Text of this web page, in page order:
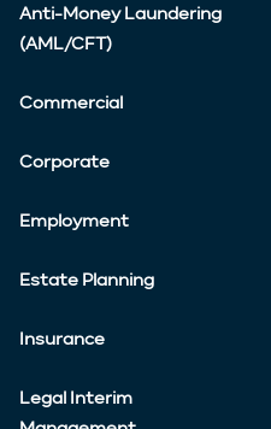
Anti-Money Laundering
(AML/CFT)
Commercial
Corporate
Employment
Estate Planning
Insurance
Legal Interim